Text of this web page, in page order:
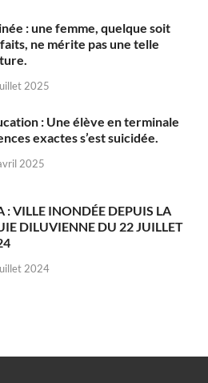
: une femme, quelque soit
ne mérite pas une telle
2025
: Une élève en terminale
exactes s’est suicidée.
2025
: VILLE INONDÉE DEPUIS LA
DILUVIENNE DU 22 JUILLET
2024